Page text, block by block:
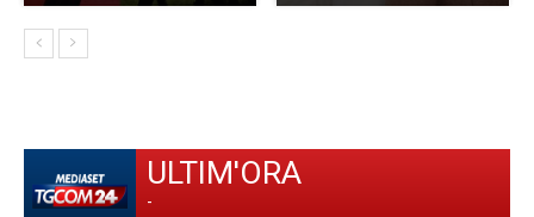
ULTIM'ORA
-